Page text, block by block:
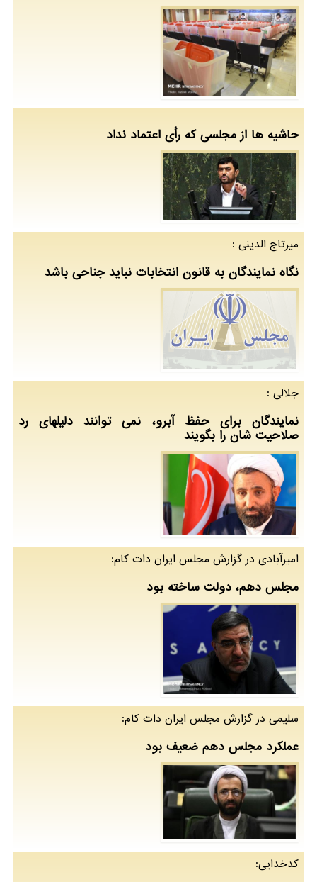
حاشیه ها از مجلسی كه رأی اعتماد نداد
میرتاج الدینی :
نگاه نمایندگان به قانون انتخابات نباید جناحی باشد
جلالی :
نمایندگان برای حفظ آبرو، نمی توانند دلیلهای رد
صلاحیت شان را بگویند
امیرآبادی در گزارش مجلس ایران دات كام:
مجلس دهم، دولت ساخته بود
سلیمی در گزارش مجلس ایران دات كام:
عملكرد مجلس دهم ضعیف بود
كدخدایی: